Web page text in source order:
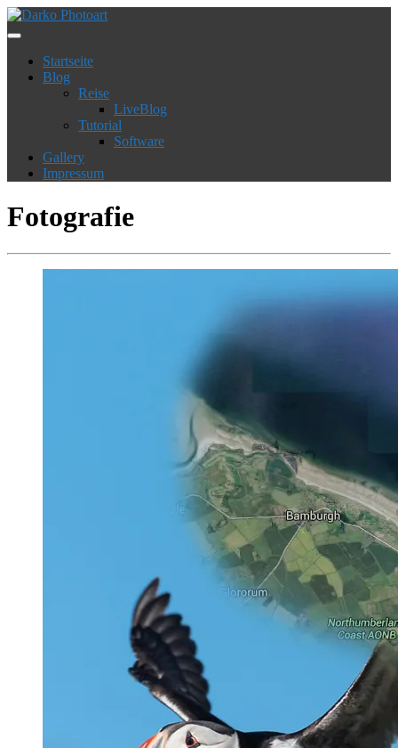
Startseite
Blog
Reise
LiveBlog
Tutorial
Software
Gallery
Impressum
Fotografie